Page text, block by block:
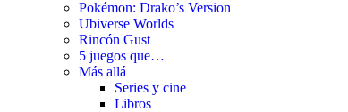
Pokémon: Drako’s Version
Ubiverse Worlds
Rincón Gust
5 juegos que…
Más allá
Series y cine
Libros